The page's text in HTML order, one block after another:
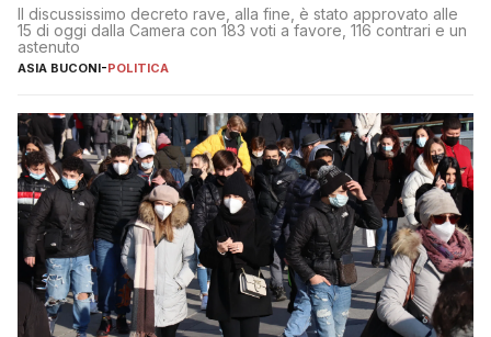
Il discussissimo decreto rave, alla fine, è stato approvato alle
15 di oggi dalla Camera con 183 voti a favore, 116 contrari e un
astenuto
ASIA BUCONI-POLITICA